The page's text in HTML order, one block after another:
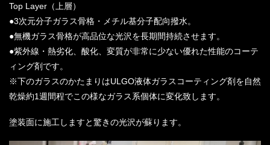
Top Layer（上層）
●3次元分子ガラス骨格・メチル基分子配向撥水。
●無機ガラス骨格が高品位な光沢を長期間持続させます。
●紫外線・熱劣化、酸化、変質が非常に少ない優れた性能のコーテ
ィング剤です。
※下のガラスのかたまりはULGO液体ガラスコーティング剤を自然
乾燥約1週間程でこの様なガラス系個体に変化致します。
塗装面に施工しますと驚きの光沢が蘇ります。